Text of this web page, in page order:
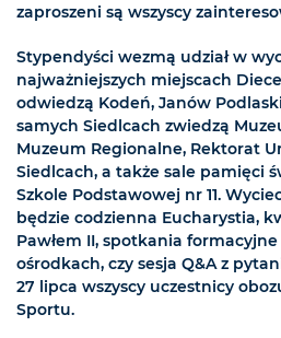
zaproszeni są wszyscy
Stypendyści wezmą udział w
najważniejszych miejscach
odwiedzą Kodeń, Janów
samych Siedlcach zwiedzą
Muzeum Regionalne, Rektorat
Siedlcach, a także sale pamięci
Szkole Podstawowej nr 11.
będzie codzienna Eucharystia,
Pawłem II, spotkania
ośrodkach, czy sesja Q&A z
27 lipca wszyscy uczestnicy
Sportu.